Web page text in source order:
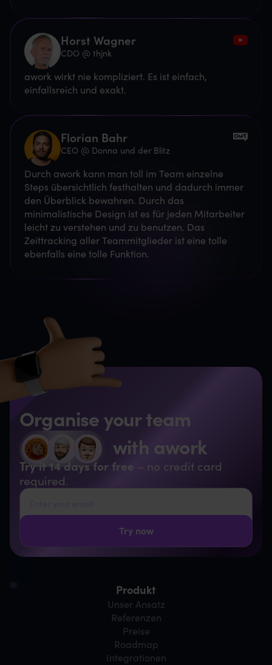
Horst Wagner
CDO @ thjnk
awork wirkt nie kompliziert. Es ist einfach,
einfallsreich und exakt.
Florian Bahr
CEO @ Donna und der Blitz
Durch awork kann man toll im Team einzelne
Steps übersichtlich festhalten und dadurch immer
den Überblick bewahren. Durch das
minimalistische Design ist es für jeden Mitarbeiter
leicht zu verstehen und zu benutzen. Das
Zeittracking aller Teammitglieder ist eine tolle
ebenfalls eine tolle Funktion.
Organise your team
with awork
Try it 14 days for free – no credit card
required.
Produkt
Unser Ansatz
Referenzen
Preise
Roadmap
Integrationen